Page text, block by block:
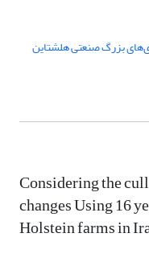
بزرگ صنعتی هلشتاین
Considering the
changes Using 16
Holstein farms in